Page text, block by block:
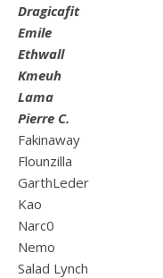
Dragicafit
Emile
Ethwall
Kmeuh
Lama
Pierre C.
Fakinaway
Flounzilla
GarthLeder
Kao
Narc0
Nemo
Salad Lynch